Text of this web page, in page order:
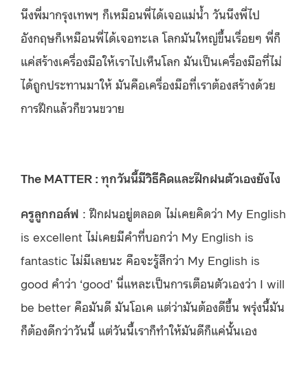
นึงพี่มากรุงเทพฯ ก็เหมือนพี่ได้เจอแม่น้ำ วันนึงพี่ไป
อังกฤษก็เหมือนพี่ได้เจอทะเล โลกมันใหญ่ขึ้นเรื่อยๆ พี่ก็
แค่สร้างเครื่องมือให้เราไปเห็นโลก มันเป็นเครื่องมือที่ไม่
ได้ถูกประทานมาให้ มันคือเครื่องมือที่เราต้องสร้างด้วย
การฝึกแล้วก็ขวนขวาย
The MATTER : ทุกวันนี้มีวิธีคิดและฝึกฝนตัวเองยังไง
ครูลูกกอล์ฟ : ฝึกฝนอยู่ตลอด ไม่เคยคิดว่า My English
is excellent ไม่เคยมีคำที่บอกว่า My English is
fantastic ไม่มีเลยนะ คือจะรู้สึกว่า My English is
good คำว่า ‘good’ นี่แหละเป็นการเตือนตัวเองว่า I will
be better คือมันดี มันโอเค แต่ว่ามันต้องดีขึ้น พรุ่งนี้มัน
ก็ต้องดีกว่าวันนี้ แต่วันนี้เราก็ทำให้มันดีก็แค่นั้นเอง